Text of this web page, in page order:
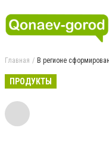
Главная В регионе
ПРОДУКТЫ